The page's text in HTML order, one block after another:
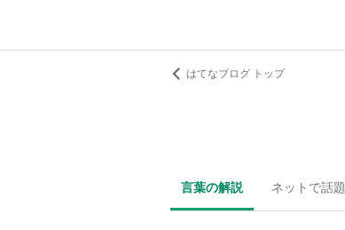
はてなブログ トップ
言葉の解説 ネットで話題